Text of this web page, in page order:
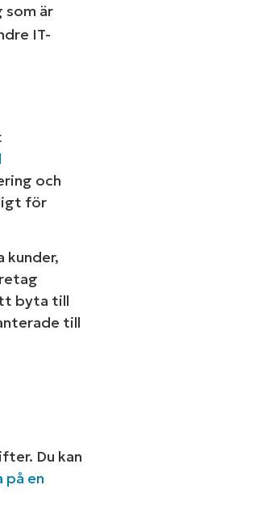
som är
IT-
och
för
kunder,
byta till
till
Du kan
en